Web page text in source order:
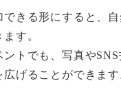
できる形にすると、
す。
ントでも、写真や
げることができます